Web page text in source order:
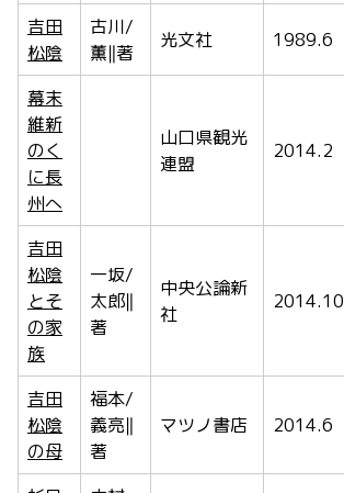
吉田
松陰
古川/
薫‖著
光文社 1989.6
幕末
維新
のく
に長
州へ
山口県観光
連盟
2014.2
吉田
松陰
とそ
の家
族
一坂/
太郎‖
著
中央公論新
社
2014.10
吉田
松陰
の母
福本/
義亮‖
著
マツノ書店 2014.6